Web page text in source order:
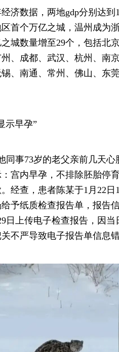
济数据，两地gdp分别达到
首个万亿之城，温州成为
城数量增至29个，包括北
、成都、武汉、杭州、南
、南通、常州、佛山、东
示早孕”
同事73岁的老父亲前几天
宫内早孕，不排除胚胎停
经查，患者陈某于1月22日
予纸质检查报告单，报告
日上传电子检查报告，因
不严导致电子报告单信息